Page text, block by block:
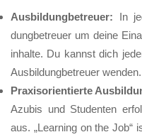
Aus­bil­dung­be­treu­er: In
dung­be­treu­er um dei­ne
in­hal­te. Du kannst dich
Aus­bil­dung­be­treu­er wen­den.
Pra­xis­ori­en­tier­te
Azu­bis und Stu­den­ten
aus. „Lear­ning on the